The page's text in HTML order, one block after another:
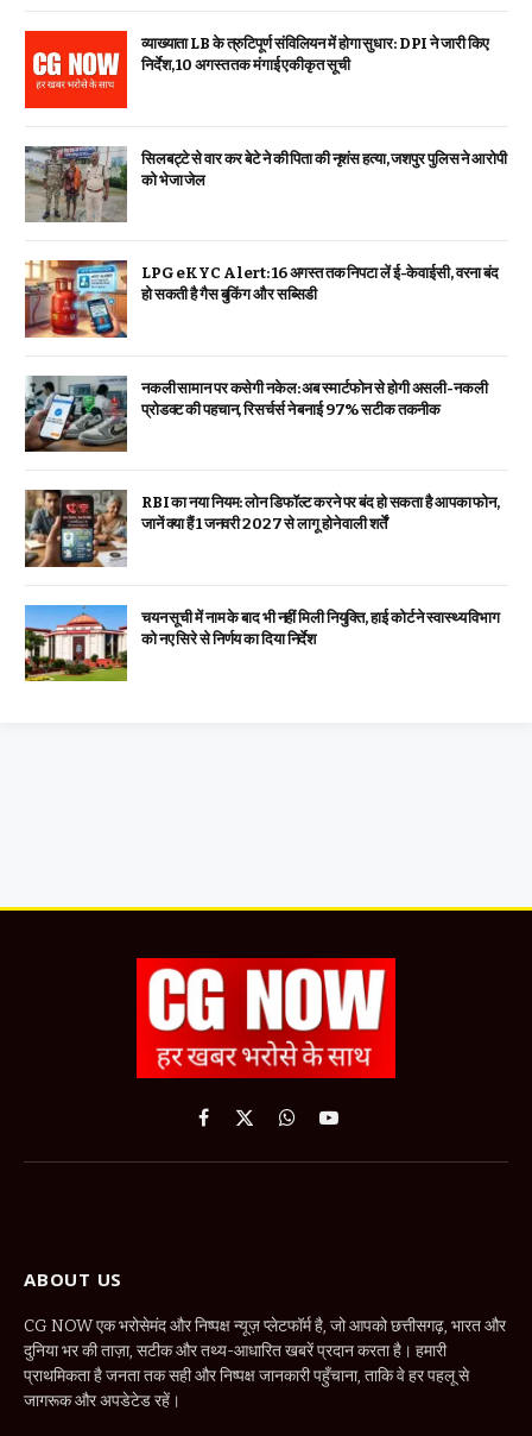
व्याख्याता LB के त्रुटिपूर्ण संविलियन में होगा सुधार: DPI ने जारी किए
निर्देश, 10 अगस्त तक मंगाई एकीकृत सूची
सिलबट्टे से वार कर बेटे ने की पिता की नृशंस हत्या, जशपुर पुलिस ने आरोपी
को भेजा जेल
LPG eKYC Alert: 16 अगस्त तक निपटा लें ई-केवाईसी, वरना बंद
हो सकती है गैस बुकिंग और सब्सिडी
नकली सामान पर कसेगी नकेल: अब स्मार्टफोन से होगी असली-नकली
प्रोडक्ट की पहचान, रिसर्चर्स ने बनाई 97% सटीक तकनीक
RBI का नया नियम: लोन डिफॉल्ट करने पर बंद हो सकता है आपका फोन,
जानें क्या हैं 1 जनवरी 2027 से लागू होने वाली शर्तें
चयन सूची में नाम के बाद भी नहीं मिली नियुक्ति, हाई कोर्ट ने स्वास्थ्य विभाग
को नए सिरे से निर्णय का दिया निर्देश
Facebook
X
WhatsApp
YouTube
ABOUT US
CG NOW एक भरोसेमंद और निष्पक्ष न्यूज़ प्लेटफॉर्म है, जो आपको छत्तीसगढ़, भारत और
दुनिया भर की ताज़ा, सटीक और तथ्य-आधारित खबरें प्रदान करता है। हमारी
प्राथमिकता है जनता तक सही और निष्पक्ष जानकारी पहुँचाना, ताकि वे हर पहलू से
जागरूक और अपडेटेड रहें।